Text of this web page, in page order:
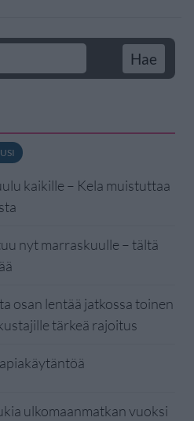
kaikille – Kela muistuttaa
nyt marraskuulle – tältä
osan lentää jatkossa toinen
tärkeä rajoitus
ulkomaanmatkan vuoksi